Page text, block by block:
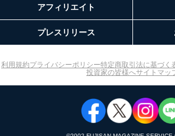
アフィリエイト
プレスリリース
利用規約プライバシーポリシー特定商取引法に基づく
投資家の皆様へサイトマッ